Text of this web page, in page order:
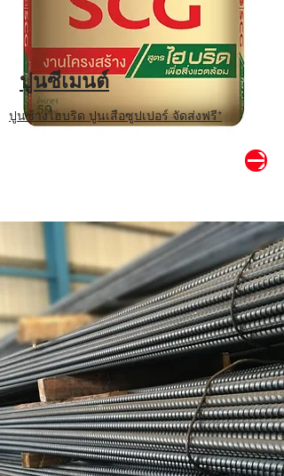
ปูนซีเมนต์
ปูนช้างไฮบริด ปูนเสือซูปเปอร์ จัดส่งฟรี*